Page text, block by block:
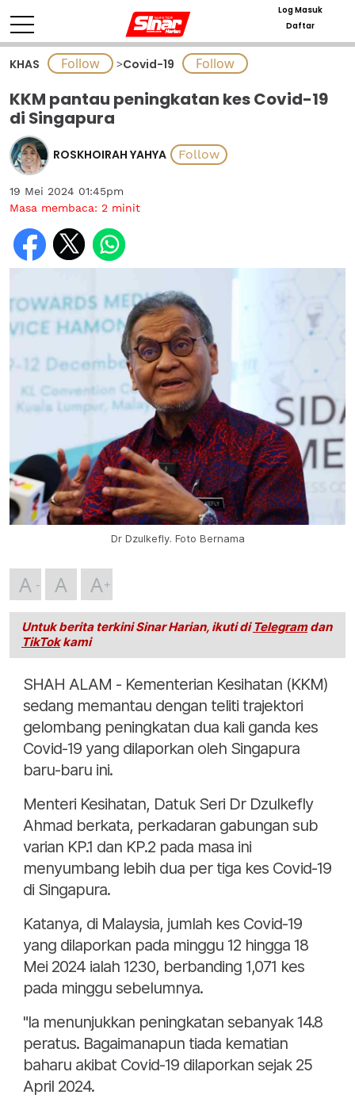
Log Masuk
Daftar
KHAS >Covid-19
KKM pantau peningkatan kes Covid-19
di Singapura
ROSKHOIRAH YAHYA
19 Mei 2024 01:45pm
Masa membaca: 2 minit
Dr Dzulkefly. Foto Bernama
A A A
Untuk berita terkini Sinar Harian, ikuti di Telegramdan
TikTokkami
SHAH ALAM - Kementerian Kesihatan (KKM)
sedang memantau dengan teliti trajektori
gelombang peningkatan dua kali ganda kes
Covid-19 yang dilaporkan oleh Singapura
baru-baru ini.
Menteri Kesihatan, Datuk Seri Dr Dzulkefly
Ahmad berkata, perkadaran gabungan sub
varian KP.1 dan KP.2 pada masa ini
menyumbang lebih dua per tiga kes Covid-19
di Singapura.
Katanya, di Malaysia, jumlah kes Covid-19
yang dilaporkan pada minggu 12 hingga 18
Mei 2024 ialah 1230, berbanding 1,071 kes
pada minggu sebelumnya.
"Ia menunjukkan peningkatan sebanyak 14.8
peratus. Bagaimanapun tiada kematian
baharu akibat Covid-19 dilaporkan sejak 25
April 2024.